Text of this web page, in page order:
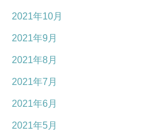
2021年10月
2021年9月
2021年8月
2021年7月
2021年6月
2021年5月